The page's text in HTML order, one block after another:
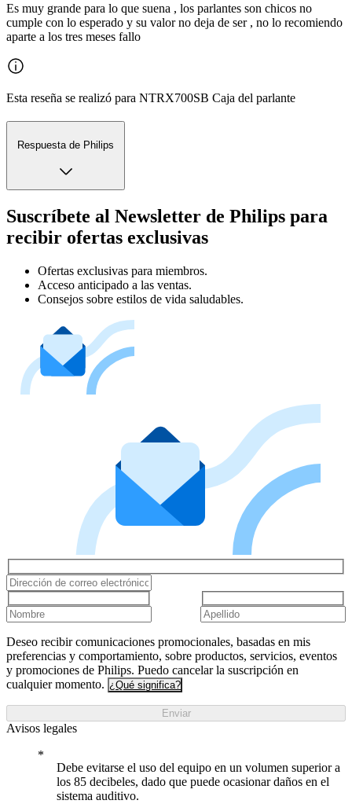
Es muy grande para lo que suena , los parlantes son chicos no
cumple con lo esperado y su valor no deja de ser , no lo recomiendo
aparte a los tres meses fallo
Esta reseña se realizó para NTRX700SB Caja del parlante
Respuesta de Philips
Suscríbete al Newsletter de Philips para
recibir ofertas exclusivas
Ofertas exclusivas para miembros.
Acceso anticipado a las ventas.
Consejos sobre estilos de vida saludables.
Deseo recibir comunicaciones promocionales, basadas en mis
preferencias y comportamiento, sobre productos, servicios, eventos
y promociones de Philips. Puedo cancelar la suscripción en
cualquier momento. ¿Qué significa?
Enviar
Avisos legales
Debe evitarse el uso del equipo en un volumen superior a
los 85 decibeles, dado que puede ocasionar daños en el
sistema auditivo.